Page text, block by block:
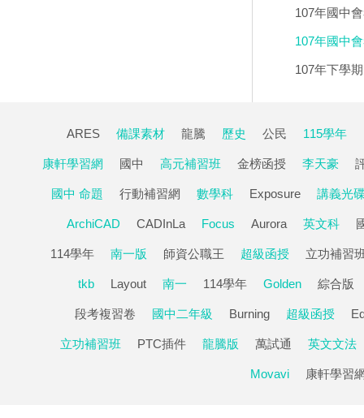
輯版 DVD版
107年國中
107年國中
107年下學
ARES 備課素材 龍騰 歷史 公民 115學年
康軒學習網 國中 高元補習班 金榜函授 李天豪
國中 命題 行動補習網 數學科 Exposure 講義光
ArchiCAD CADInLa Focus Aurora 英文科
114學年 南一版 師資公職王 超級函授 立功補習
tkb Layout 南一 114學年 Golden 綜合版
段考複習卷 國中二年級 Burning 超級函授
立功補習班 PTC插件 龍騰版 萬試通 英文文法
Movavi 康軒學習